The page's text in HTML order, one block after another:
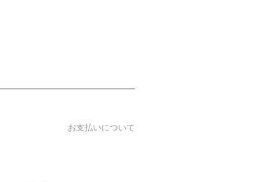
お支払いについて